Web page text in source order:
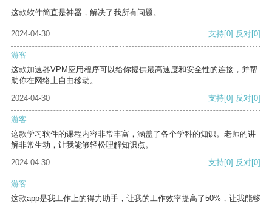
这款软件简直是神器，解决了我所有问题。
2024-04-30 支持[0] 反对[0]
游客
这款加速器VPM应用程序可以给你提供最高速度和安全性的连接，并帮
助你在网络上自由移动。
2024-04-30
支持[0] 反对[0]
游客
这款学习软件的课程内容非常丰富，涵盖了各个学科的知识。老师的讲
解非常生动，让我能够轻松理解知识点。
2024-04-30
支持[0] 反对[0]
游客
这款app是我工作上的得力助手，让我的工作效率提高了50%，让我能够